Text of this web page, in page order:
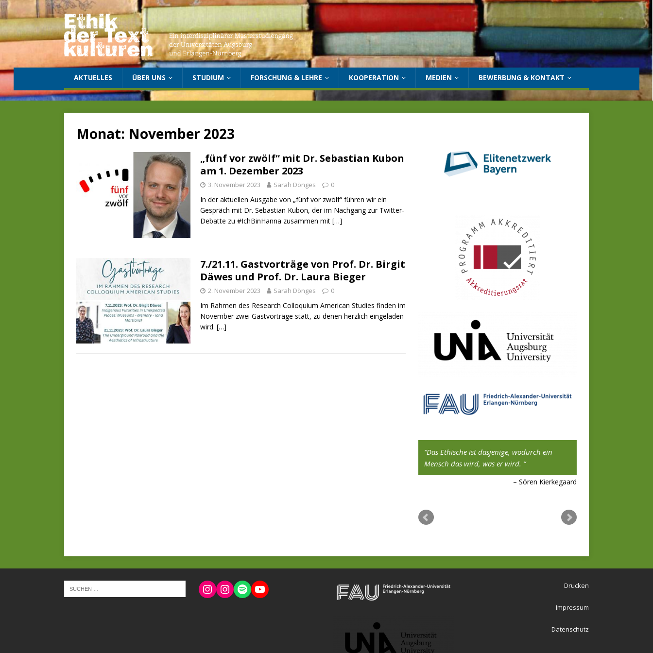
AKTUELLES ÜBER UNS STUDIUM FORSCHUNG & LEHRE KOOPERATION MEDIEN BEWERBUNG & KONTAKT
Monat: November 2023
„fünf vor zwölf“ mit Dr. Sebastian Kubon
am 1. Dezember 2023
3. November 2023 Sarah Dönges 0
In der aktuellen Ausgabe von „fünf vor zwölf“ führen wir ein
Gespräch mit Dr. Sebastian Kubon, der im Nachgang zur Twitter-
Debatte zu #IchBinHanna zusammen mit […]
7./21.11. Gastvorträge von Prof. Dr. Birgit
Däwes und Prof. Dr. Laura Bieger
2. November 2023 Sarah Dönges 0
Im Rahmen des Research Colloquium American Studies finden im
November zwei Gastvorträge statt, zu denen herzlich eingeladen
wird. […]
Das Ethische ist dasjenige, wodurch ein
Mensch das wird, was er wird.
Sören Kierkegaard
Drucken
Impressum
Datenschutz